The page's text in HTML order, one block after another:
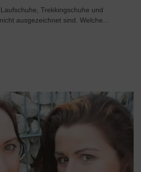
Trekkingschuhe und
ausgezeichnet sind. Welche...